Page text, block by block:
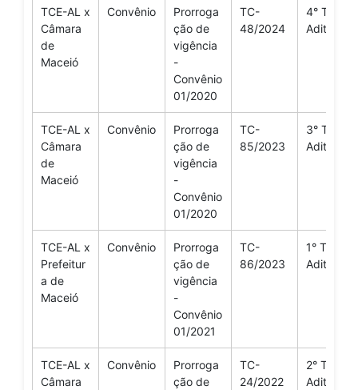
TCE-AL x
Câmara
de
Maceió
Convênio
Prorroga
ção de
vigência
-
Convênio
01/2020
TC-
48/2024
4° Termo
Aditivo
TCE-AL x
Câmara
de
Maceió
Convênio
Prorroga
ção de
vigência
-
Convênio
01/2020
TC-
85/2023
3° Termo
Aditivo
TCE-AL x
Prefeitur
a de
Maceió
Convênio
Prorroga
ção de
vigência
-
Convênio
01/2021
TC-
86/2023
1° Termo
Aditivo
TCE-AL x
Câmara
Convênio
Prorroga
ção de
TC-
24/2022
2° Termo
Aditivo